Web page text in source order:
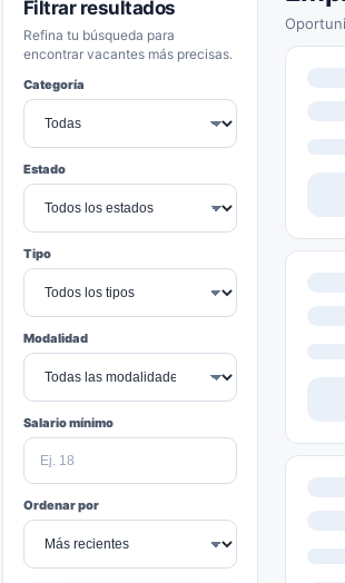
Filtrar resultados
Refina tu búsqueda para
encontrar vacantes más precisas.
Categoría
Estado
Tipo
Modalidad
Salario mínimo
Ordenar por